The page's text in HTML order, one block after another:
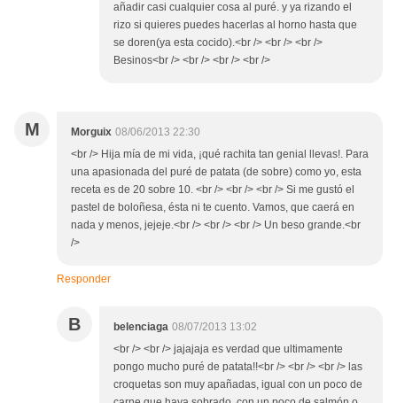
añadir casi cualquier cosa al puré. y ya rizando el
rizo si quieres puedes hacerlas al horno hasta que
se doren(ya esta cocido).<br /> <br /> <br />
Besinos<br /> <br /> <br /> <br />
M Morguix 08/06/2013 22:30
<br /> Hija mía de mi vida, ¡qué rachita tan genial llevas!. Para
una apasionada del puré de patata (de sobre) como yo, esta
receta es de 20 sobre 10. <br /> <br /> <br /> Si me gustó el
pastel de boloñesa, ésta ni te cuento. Vamos, que caerá en
nada y menos, jejeje.<br /> <br /> <br /> Un beso grande.<br
/>
Responder
B belenciaga 08/07/2013 13:02
<br /> <br /> jajajaja es verdad que ultimamente
pongo mucho puré de patata!!<br /> <br /> <br /> las
croquetas son muy apañadas, igual con un poco de